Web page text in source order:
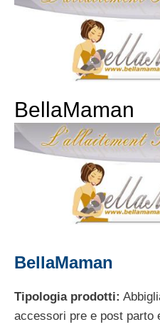
BellaMaman
BellaMaman
Tipologia prodotti:
accessori pre e post parto